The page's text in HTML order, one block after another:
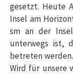
gesetzt. Heute
Insel am
sm an der
unterwegs ist,
betreten
Wird für unsere